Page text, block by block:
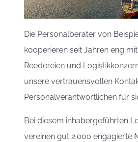
CW-HIRE
Die Personalberater von
kooperieren seit Jahren eng
Reedereien und
unsere vertrauensvollen
Personalverantwortlichen für
Bei diesem inhabergeführten
vereinen gut 2.000 engagierte